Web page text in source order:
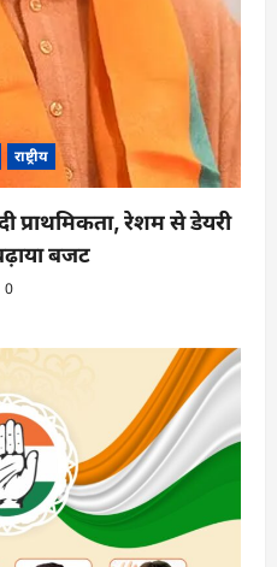
राष्ट्रीय
प्राथमिकता, रेशम से डेयरी
बजट
0